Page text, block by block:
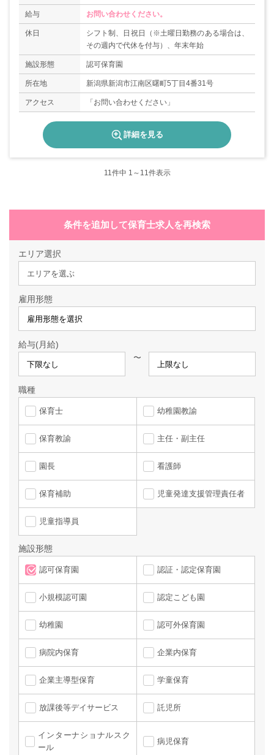
給与 お問い合わせください。
休日
シフト制、日祝日（※土曜日勤務のある場合は、
その週内で代休を付与）、年末年始
施設形態 認可保育園
所在地 新潟県新潟市江南区曙町5丁目4番31号
アクセス 「お問い合わせください」
詳細を見る
11件中 1～11件表示
条件を追加して保育士求人を再検索
エリア選択
エリアを選ぶ
雇用形態
給与(月給)
〜
職種
保育士 幼稚園教諭
保育教諭 主任・副主任
園長 看護師
保育補助 児童発達支援管理責任者
児童指導員
施設形態
認可保育園 認証・認定保育園
小規模認可園 認定こども園
幼稚園 認可外保育園
病院内保育 企業内保育
企業主導型保育 学童保育
放課後等デイサービス 託児所
インターナショナルスク
ール
病児保育